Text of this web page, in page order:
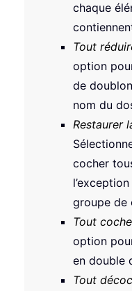
chaque
Tout
option
de
nom du
Restaurer
cocher
groupe de
Tout
option
en double
Tout